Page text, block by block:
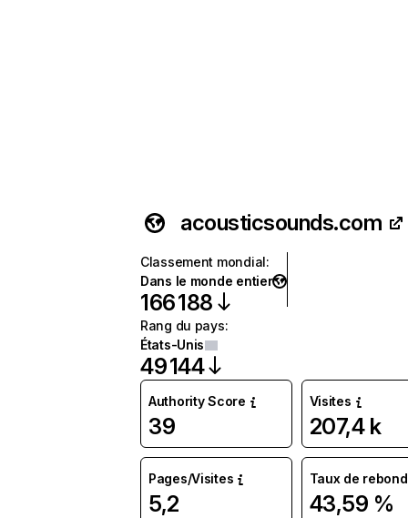
acousticsounds.com
Classement mondial:
Dans le monde entier
166 188
Rang du pays:
États-Unis
49 144
Authority Score
39
Visites
207,4 k
Pages/Visites
5,2
Taux de rebond
43,59 %